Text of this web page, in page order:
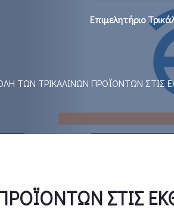
Επιμελητήριο
ΤΩΝ ΤΡΙΚΑΛΙΝΩΝ ΠΡΟΪΟΝΤΩΝ ΣΤΙΣ
ΣΤΙΣ